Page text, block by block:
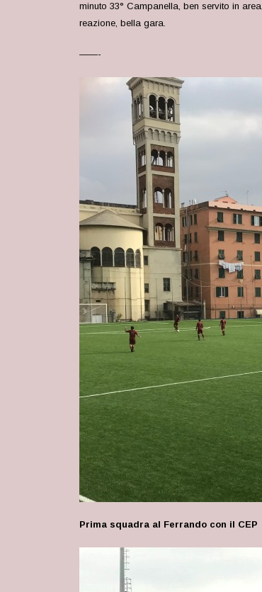
minuto 33° Campanella, ben servito in
reazione, bella gara.
——-
Prima squadra al Ferrando con il CEP